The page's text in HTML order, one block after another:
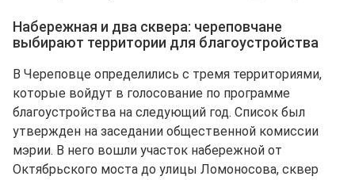
Набережная и два сквера: череповчане
выбирают территории для благоустройства
В Череповце определились с тремя территориями,
которые войдут в голосование по программе
благоустройства на следующий год. Список был
утвержден на заседании общественной комиссии
мэрии. В него вошли участок набережной от
Октябрьского моста до улицы Ломоносова, сквер